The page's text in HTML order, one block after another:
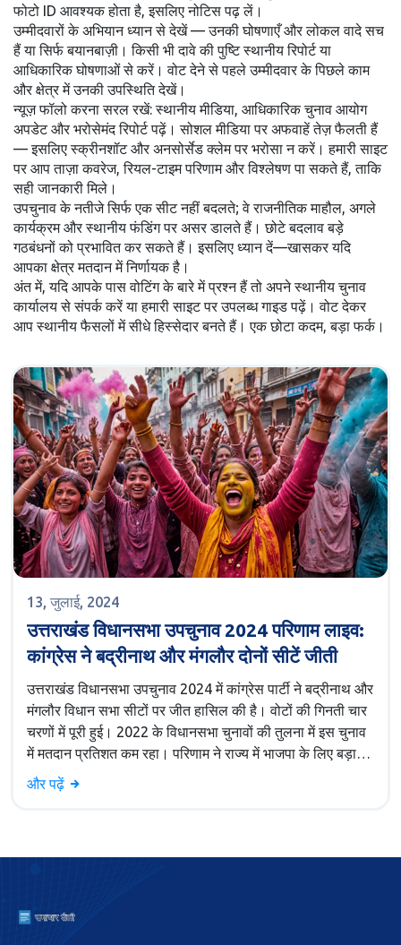
फोटो ID आवश्यक होता है, इसलिए नोटिस पढ़ लें।
उम्मीदवारों के अभियान ध्यान से देखें — उनकी घोषणाएँ और लोकल वादे सच
हैं या सिर्फ बयानबाज़ी। किसी भी दावे की पुष्टि स्थानीय रिपोर्ट या
आधिकारिक घोषणाओं से करें। वोट देने से पहले उम्मीदवार के पिछले काम
और क्षेत्र में उनकी उपस्थिति देखें।
न्यूज़ फॉलो करना सरल रखें: स्थानीय मीडिया, आधिकारिक चुनाव आयोग
अपडेट और भरोसेमंद रिपोर्ट पढ़ें। सोशल मीडिया पर अफवाहें तेज़ फैलती हैं
— इसलिए स्क्रीनशॉट और अनसोर्सेड क्लेम पर भरोसा न करें। हमारी साइट
पर आप ताज़ा कवरेज, रियल-टाइम परिणाम और विश्लेषण पा सकते हैं, ताकि
सही जानकारी मिले।
उपचुनाव के नतीजे सिर्फ एक सीट नहीं बदलते; वे राजनीतिक माहौल, अगले
कार्यक्रम और स्थानीय फंडिंग पर असर डालते हैं। छोटे बदलाव बड़े
गठबंधनों को प्रभावित कर सकते हैं। इसलिए ध्यान दें—खासकर यदि
आपका क्षेत्र मतदान में निर्णायक है।
अंत में, यदि आपके पास वोटिंग के बारे में प्रश्न हैं तो अपने स्थानीय चुनाव
कार्यालय से संपर्क करें या हमारी साइट पर उपलब्ध गाइड पढ़ें। वोट देकर
आप स्थानीय फैसलों में सीधे हिस्सेदार बनते हैं। एक छोटा कदम, बड़ा फर्क।
13, जुलाई, 2024
उत्तराखंड विधानसभा उपचुनाव 2024 परिणाम लाइव:
कांग्रेस ने बद्रीनाथ और मंगलौर दोनों सीटें जीती
उत्तराखंड विधानसभा उपचुनाव 2024 में कांग्रेस पार्टी ने बद्रीनाथ और
मंगलौर विधान सभा सीटों पर जीत हासिल की है। वोटों की गिनती चार
चरणों में पूरी हुई। 2022 के विधानसभा चुनावों की तुलना में इस चुनाव
में मतदान प्रतिशत कम रहा। परिणाम ने राज्य में भाजपा के लिए बड़ा
झटका दिया है।
और पढ़ें